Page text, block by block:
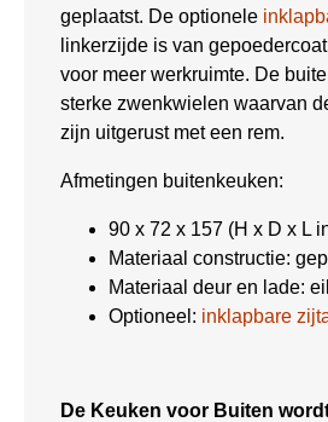
geplaatst. De optionele
linkerzijde is van
voor meer werkruimte. De
sterke zwenkwielen waarvan
zijn uitgerust met een rem.
Afmetingen buitenkeuken:
90 x 72 x 157 (H x D x L
Materiaal constructie:
Materiaal deur en lade:
Optioneel: inklapbare
De Keuken voor Buiten